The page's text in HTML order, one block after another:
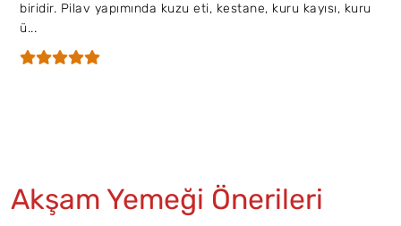
biridir. Pilav yapımında kuzu eti, kestane, kuru kayısı, kuru
ü...
Akşam Yemeği Önerileri